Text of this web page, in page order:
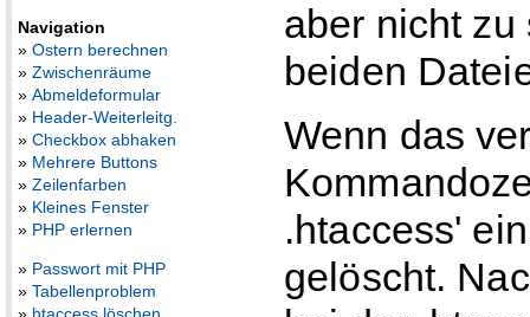
aber nicht
beiden
Wenn das
.htaccess'
gelöscht.
Navigation
» Ostern berechnen
» Zwischenräume
» Abmeldeformular
» Header-Weiterleitg.
» Checkbox abhaken
» Mehrere Buttons
» Zeilenfarben
» Kleines Fenster
» PHP erlernen
» Passwort mit PHP
» Tabellenproblem